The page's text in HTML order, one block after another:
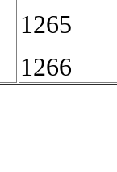
1265
1266